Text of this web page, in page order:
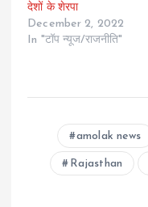
देशों के शेरपा
December 2, 2022
In "टॉप न्यूज/राजनीति"
amolak news
Rajasthan